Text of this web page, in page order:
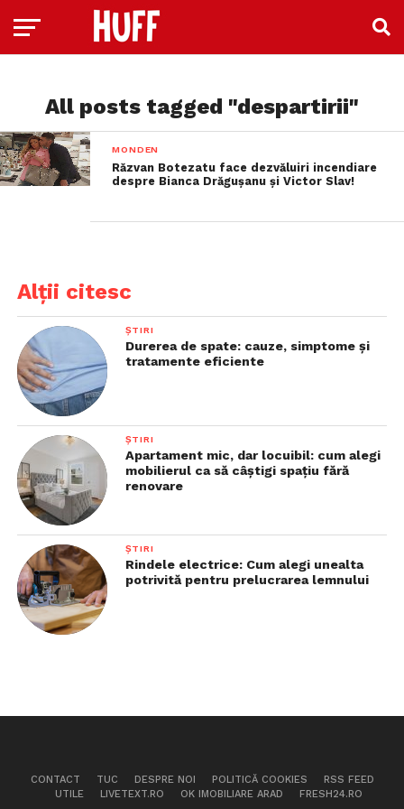
All posts tagged "despartirii"
MONDEN
Răzvan Botezatu face dezvăluiri incendiare
despre Bianca Drăgușanu și Victor Slav!
Alții citesc
ȘTIRI
Durerea de spate: cauze, simptome și
tratamente eficiente
ȘTIRI
Apartament mic, dar locuibil: cum alegi
mobilierul ca să câștigi spațiu fără
renovare
ȘTIRI
Rindele electrice: Cum alegi unealta
potrivită pentru prelucrarea lemnului
CONTACT TUC DESPRE NOI POLITICĂ COOKIES
RSS FEED
UTILE
LIVETEXT.RO OK IMOBILIARE ARAD FRESH24.RO